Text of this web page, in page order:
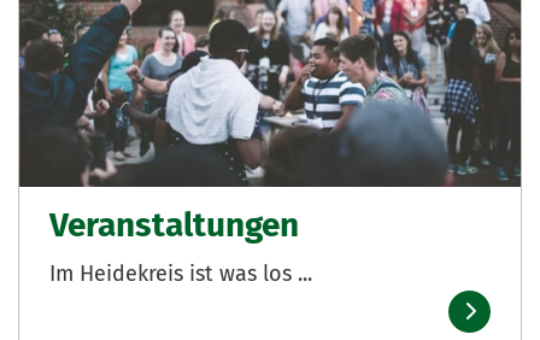
Veranstaltungen
Im Heidekreis ist was los ...